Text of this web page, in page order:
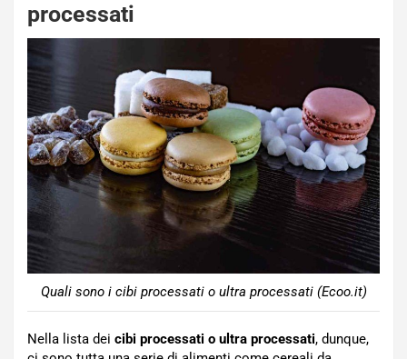
processati
Quali sono i cibi processati o ultra processati (Ecoo.it)
Nella lista dei cibi processati o ultra processati, dunque,